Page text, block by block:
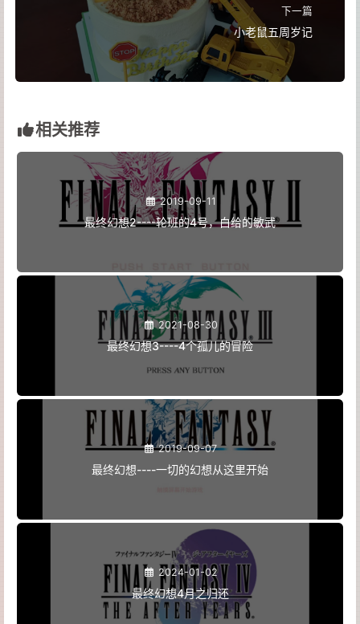
下一篇
小老鼠五周岁记
相关推荐
2019-09-11
最终幻想2----轮班的4号，白给的敏武
2021-08-30
最终幻想3----4个孤儿的冒险
2019-09-07
最终幻想----一切的幻想从这里开始
2024-01-02
最终幻想4月之归还